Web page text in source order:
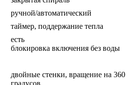
ручной/автоматический
таймер, поддержание тепла
есть
блокировка включения без воды
двойные стенки, вращение на 360